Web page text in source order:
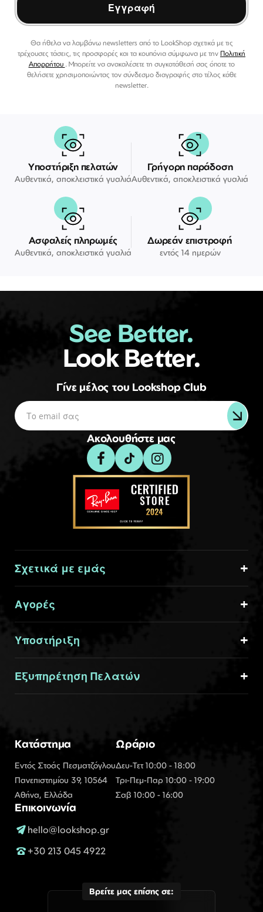
Εγγραφή
Θα ήθελα να λαμβάνω newsletters από το LookShop σχετικά με τις
τρέχουσες τάσεις, τις προσφορές και τα κουπόνια σύμφωνα με την Πολιτική
Απορρήτου . Μπορείτε να ανακαλέσετε τη συγκατάθεσή σας όποτε το
θελήσετε χρησιμοποιώντας τον σύνδεσμο διαγραφής στο τέλος κάθε
newsletter.
Υποστήριξη πελατών
Αυθεντικά, αποκλειστικά γυαλιά
Γρήγορη παράδοση
Αυθεντικά, αποκλειστικά γυαλιά
Ασφαλείς πληρωμές
Αυθεντικά, αποκλειστικά γυαλιά
Δωρεάν επιστροφή
εντός 14 ημερών
See Better.
Look Better.
Γίνε μέλος του Lookshop Club
Ακολουθήστε μας
Σχετικά με εμάς
Αγορές
Υποστήριξη
Εξυπηρέτηση Πελατών
Κατάστημα
Εντός Στοάς Πεσματζόγλου
Πανεπιστημίου 39, 10564
Αθήνα, Ελλάδα
Ωράριο
Δευ-Τετ 10:00 - 18:00
Τρι-Πεμ-Παρ 10:00 - 19:00
Σαβ 10:00 - 16:00
Επικοινωνία
hello@lookshop.gr
+30 213 045 4922
Βρείτε μας επίσης σε: